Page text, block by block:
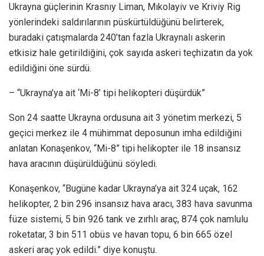
Ukrayna güçlerinin Krasnıy Liman, Mıkolayiv ve Kriviy Rig
yönlerindeki saldırılarının püskürtüldüğünü belirterek,
buradaki çatışmalarda 240’tan fazla Ukraynalı askerin
etkisiz hale getirildiğini, çok sayıda askeri teçhizatın da yok
edildiğini öne sürdü.
– “Ukrayna’ya ait ‘Mi-8’ tipi helikopteri düşürdük”
Son 24 saatte Ukrayna ordusuna ait 3 yönetim merkezi, 5
geçici merkez ile 4 mühimmat deposunun imha edildiğini
anlatan Konaşenkov, “Mi-8” tipi helikopter ile 18 insansız
hava aracının düşürüldüğünü söyledi.
Konaşenkov, “Bugüne kadar Ukrayna’ya ait 324 uçak, 162
helikopter, 2 bin 296 insansız hava aracı, 383 hava savunma
füze sistemi, 5 bin 926 tank ve zırhlı araç, 874 çok namlulu
roketatar, 3 bin 511 obüs ve havan topu, 6 bin 665 özel
askeri araç yok edildi.” diye konuştu.